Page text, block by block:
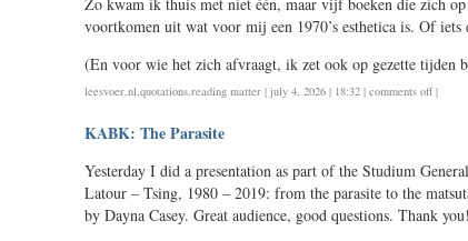
voortkomen uit wat voor mij een 1970’s esthetica is. Of iets
(En voor wie het zich afvraagt, ik zet ook op gezette tijden
leesvoer,nl,quotations,reading matter | july 4, 2026 | 18:32 | comments offon
lees
je?
|
KABK: The Parasite
Yesterday I did a presentation as part of the Studium
Latour – Tsing, 1980 – 2019: from the parasite to the
by Dayna Casey. Great audience, good questions. Thank you!